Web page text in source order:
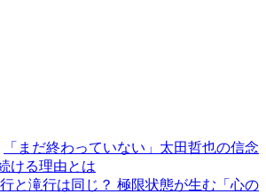
「まだ終わっていない」太田哲也の信念
ける理由とは
と滝行は同じ？ 極限状態が生む「心の